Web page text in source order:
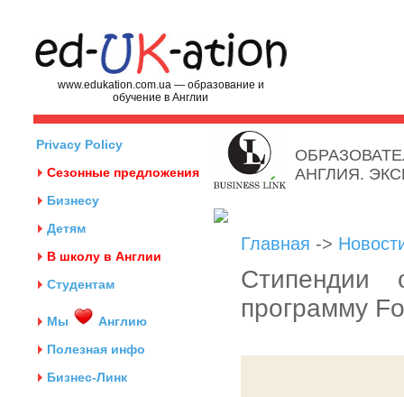
www.edukation.com.ua — образование и
обучение в Англии
Privacy Policy
Сезонные предложения
Бизнесу
Детям
В школу в Англии
Студентам
Мы
Англию
Полезная инфо
Бизнес-Линк
АНГЛИЯ.
Главная ->
программу